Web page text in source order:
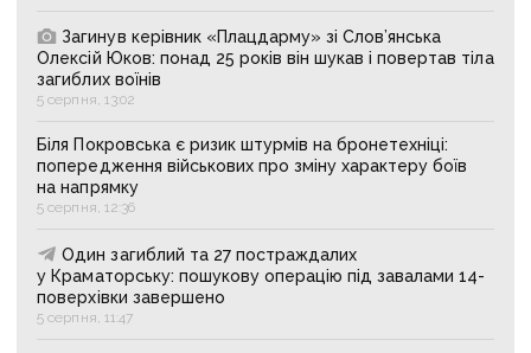
Загинув керівник «Плацдарму» зі Слов’янська
Олексій Юков: понад 25 років він шукав і повертав тіла
загиблих воїнів
5 серпня, 13:02
Біля Покровська є ризик штурмів на бронетехніці:
попередження військових про зміну характеру боїв
на напрямку
5 серпня, 12:36
Один загиблий та 27 постраждалих
у Краматорську: пошукову операцію під завалами 14-
поверхівки завершено
5 серпня, 11:47